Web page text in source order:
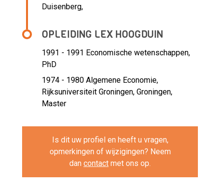
Duisenberg,
OPLEIDING LEX HOOGDUIN
1991 - 1991 Economische wetenschappen,
PhD
1974 - 1980 Algemene Economie,
Rijksuniversiteit Groningen, Groningen,
Master
Is dit uw profiel en heeft u vragen,
opmerkingen of wijzigingen? Neem
dan contact met ons op.